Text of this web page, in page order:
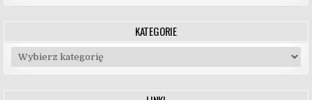
KATEGORIE
Kategorie